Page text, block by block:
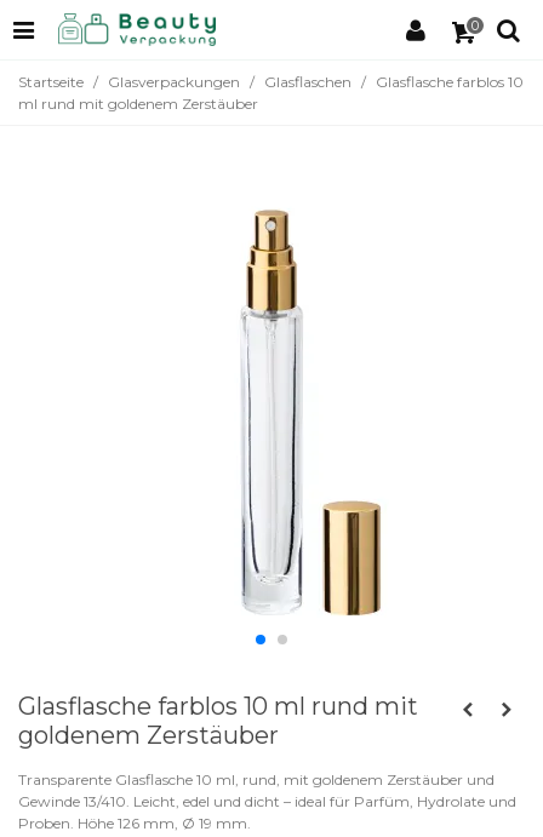
0
Startseite / Glasverpackungen / Glasflaschen / Glasflasche farblos 10
ml rund mit goldenem Zerstäuber
Glasflasche farblos 10 ml rund mit
goldenem Zerstäuber
Transparente Glasflasche 10 ml, rund, mit goldenem Zerstäuber und
Gewinde 13/410. Leicht, edel und dicht – ideal für Parfüm, Hydrolate und
Proben. Höhe 126 mm, Ø 19 mm.